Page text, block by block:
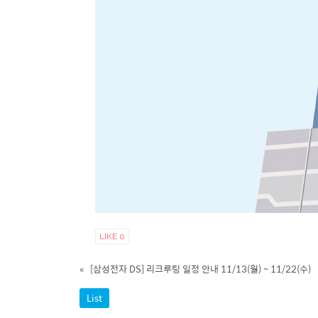
LIKE 0
« [삼성전자 DS] 리크루팅 일정 안내 11/13(월) ~ 11/22(수)
List